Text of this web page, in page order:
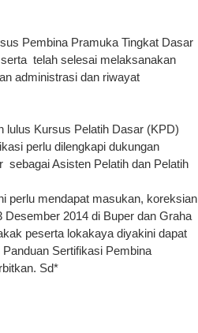
Pembina Pramuka Tingkat Dasar
telah selesai melaksanakan
administrasi dan riwayat
lulus Kursus Pelatih Dasar (KPD)
perlu dilengkapi dukungan
sebagai Asisten Pelatih dan Pelatih
perlu mendapat masukan, koreksian
2014 di Buper dan Graha
peserta lokakaya diyakini dapat
Sertifikasi Pembina
Sd*